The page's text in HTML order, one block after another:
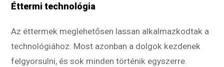
Éttermi technológia
Az éttermek meglehetősen lassan alkalmazkodtak a
technológiához. Most azonban a dolgok kezdenek
felgyorsulni, és sok minden történik egyszerre.